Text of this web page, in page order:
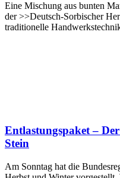
Eine Mischung aus bunten
der >>Deutsch-Sorbischer
traditionelle
Entlastungspaket –
Stein
Am Sonntag hat die